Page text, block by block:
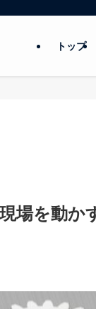
トップ
場を動か